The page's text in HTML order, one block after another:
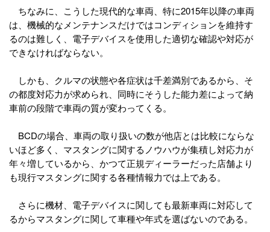
ちなみに、こうした現代的な車両、特に2015年以降の車両
は、機械的なメンテナンスだけではコンディションを維持す
るのは難しく、電子デバイスを使用した適切な確認や対応が
できなければならない。
しかも、クルマの状態や各症状は千差満別であるから、そ
の都度対応力が求められ、同時にそうした能力差によって納
車前の段階で車両の質が変わってくる。
BCDの場合、車両の取り扱いの数が他店とは比較にならな
いほど多く、マスタングに関するノウハウが集積し対応力が
年々増しているから、かつて正規ディーラーだった店舗より
も現行マスタングに関する各種情報力では上である。
さらに機材、電子デバイスに関しても最新車両に対応して
るからマスタングに関して車種や年式を選ばないのである。